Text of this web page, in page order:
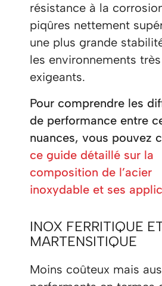
résistance à la
piqûres nettement
une plus grande
les environnements très
exigeants.
Pour comprendre les
de performance entre
nuances, vous pouvez
ce guide détaillé sur la
composition de l’acier
inoxydable et ses
INOX FERRITIQUE
MARTENSITIQUE
Moins coûteux mais